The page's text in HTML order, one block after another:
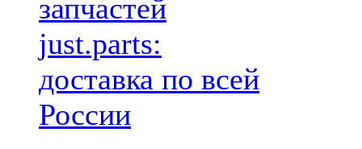
запчастей
just.parts:
доставка по всей
России